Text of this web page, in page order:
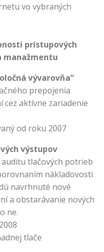
vo vybraných
prístupových
manažmentu
vývarovňa“
prepojenia
cez aktívne zariadenie
od roku 2007
výstupov
tlačových potrieb
nákladovosti
navrhnuté nové
a obstarávanie nových
ne.
tlače